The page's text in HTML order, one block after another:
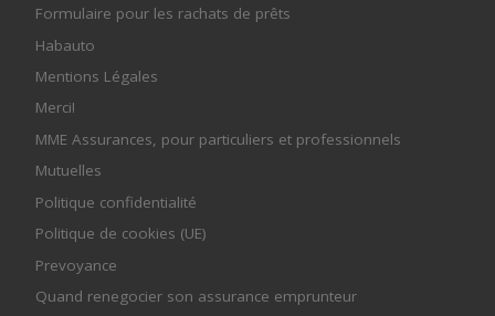
Formulaire pour les rachats de prêts
Habauto
Mentions Légales
Merci!
MME Assurances, pour particuliers et professionnels
Mutuelles
Politique confidentialité
Politique de cookies (UE)
Prevoyance
Quand renegocier son assurance emprunteur